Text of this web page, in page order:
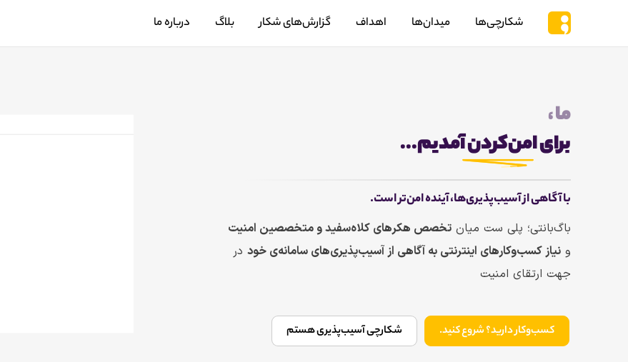
شکارچی‌ها میدان‌ها اهداف گزارش‌های شکار بلاگ درباره ما
ما،
برایامن‌کردنآمدیم...
با آگاهی از آسیب‌پذیری‌ها، آینده امن‌تر است.
باگ‌بانتی؛ پلی ست میان تخصص هکرهای کلاه‌سفید و متخصصین امنیت
و نیاز کسب‌وکارهای اینترنتی به آگاهی از آسیب‌پذیری‌های سامانه‌ی خود در
جهت ارتقای امنیت
کسب‌وکار دارید؟ شروع کنید. شکارچی آسیب‌پذیری هستم